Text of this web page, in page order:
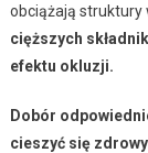
obciążają struktury
cięższych
efektu okluzji.
Dobór
cieszyć się